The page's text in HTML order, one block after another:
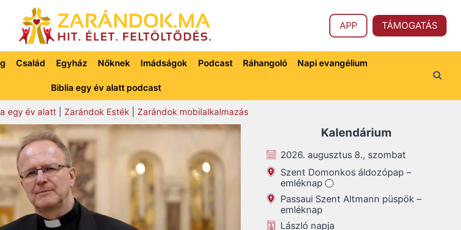
APP TÁMOGATÁS
Család Egyház Nőknek Imádságok Podcast Ráhangoló Napi evangélium
Biblia egy év alatt podcast
egy év alatt| Zarándok Esték| Zarándok mobilalkalmazás
Kalendárium
2026. augusztus 8., szombat
Szent Domonkos áldozópap –
emléknap
Passaui Szent Altmann püspök –
emléknap
László napja